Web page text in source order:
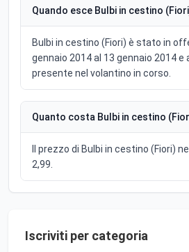
Quando esce Bulbi in cestino
Bulbi in cestino (Fiori) è stato in
gennaio 2014 al 13 gennaio 2014 e
presente nel volantino in corso.
Quanto costa Bulbi in cestino
Il prezzo di Bulbi in cestino (Fiori)
2,99.
Iscriviti per categoria